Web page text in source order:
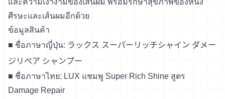
และความเงางามของเส้นผม พร้อมรักษาสุขภาพของหนัง
ศีรษะและเส้นผมอีกด้วย
ข้อมูลสินค้า
■ ชื่อภาษาญี่ปุ่น: ラックス スーパーリッチシャイン ダメー
ジリペア シャンプー
■ ชื่อภาษาไทย: LUX แชมพู Super Rich Shine สูตร
Damage Repair